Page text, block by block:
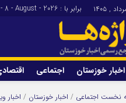
برابر با : Saturday - 8 - August - 2026
اخبار خوزستان اجتماعی
تماس نخست اجتماعی / اخبار خوزستان / اخبار